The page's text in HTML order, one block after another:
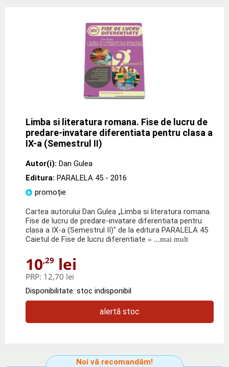
Limba si literatura romana. Fise de lucru de
predare-invatare diferentiata pentru clasa a
IX-a (Semestrul II)
Autor(i): Dan Gulea
Editura: PARALELA 45 - 2016
promoție
Cartea autorului Dan Gulea „Limba si literatura romana.
Fise de lucru de predare-invatare diferentiata pentru
clasa a IX-a (Semestrul II)" de la editura PARALELA 45
Caietul de Fise de lucru diferentiate » ...mai mult
10,29 lei
PRP: 12,70 lei
Disponibilitate: stoc indisponibil
alertă stoc
Noi vă recomandăm!